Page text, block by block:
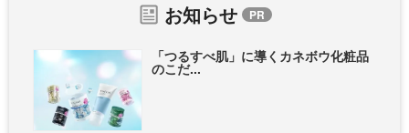
お知らせ
「つるすべ肌」に導くカネボウ化粧品
のこだ...